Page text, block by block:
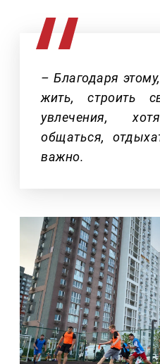
– Благодаря
жить, строить
увлечения,
общаться,
важно.